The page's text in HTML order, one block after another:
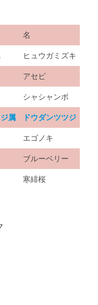
名
ヒュウガミズキ
アセビ
シャシャンボ
属 ドウダンツツジ
エゴノキ
ブルーベリー
寒緋桜